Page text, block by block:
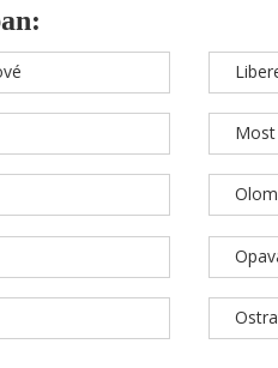
Most